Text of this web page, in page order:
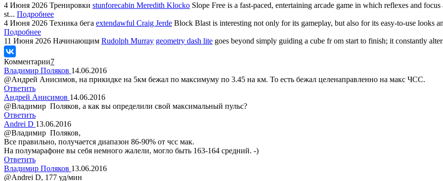
4 Июня 2026 Тренировки stunforecabin Meredith Klocko Slope Free is a fast-paced, entertaining arcade game in which reflexes and
st... Подробнее
4 Июня 2026 Техника бега extendawful Craig Jerde Block Blast is interesting not only for its gameplay, but also for its easy-to-use looks
Подробнее
11 Июня 2026 Начинающим Rudolph Murray geometry dash lite goes beyond simply guiding a cube fr om start to finish; it constantly
Комментарии7
Владимир Поляков 14.06.2016
@Андрей Анисимов, на прикидке на 5км бежал по максимуму по 3.45 на км. То есть бежал целенаправленно на макс ЧСС.
Ответить
Андрей Анисимов 14.06.2016
@Владимир Поляков, а как вы определили свой максимальный пульс?
Ответить
Andrei D 13.06.2016
@Владимир Поляков,
Все правильно, получается диапазон 86-90% от чсс мак.
На полумарафоне вы себя немного жалели, могло быть 163-164 средний. -)
Ответить
Владимир Поляков 13.06.2016
@Andrei D, 177 уд/мин